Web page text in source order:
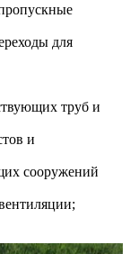
для
труб и
и
сооружений